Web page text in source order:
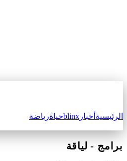
الرئيسية أخبار blinxحياةرياضة
برامج - لياقة